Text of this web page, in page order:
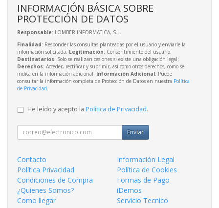
INFORMACIÓN BÁSICA SOBRE
PROTECCIÓN DE DATOS
Responsable: LOMBER INFORMATICA, S.L.
Finalidad: Responder las consultas planteadas por el usuario y enviarle la
información solicitada; Legitimación: Consentimiento del usuario;
Destinatarios: Solo se realizan cesiones si existe una obligación legal;
Derechos: Acceder, rectificar y suprimir, así como otros derechos, como se
indica en la información adicional; Información Adicional: Puede
consultar la información completa de Protección de Datos en nuestra Política
de Privacidad.
He leído y acepto la Política de Privacidad.
Enviar
Contacto
Información Legal
Política Privacidad
Política de Cookies
Condiciones de Compra
Formas de Pago
¿Quienes Somos?
iDemos
Como llegar
Servicio Tecnico